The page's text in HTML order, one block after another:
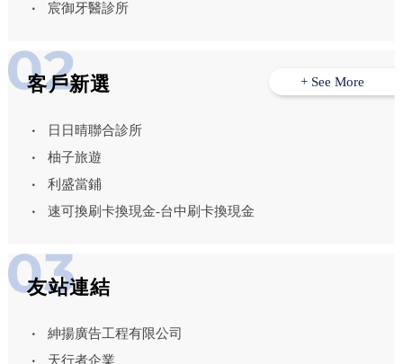
宸御牙醫診所
客戶新選
日日晴聯合診所
柚子旅遊
利盛當鋪
速可換刷卡換現金-台中刷卡換現金
+ See More
友站連結
紳揚廣告工程有限公司
天行者企業